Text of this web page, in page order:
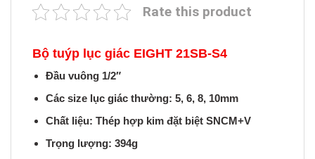
Rate this product
Bộ tuýp lục giác EIGHT 21SB-S4
Đầu vuông 1/2″
Các size lục giác thường: 5, 6, 8, 10mm
Chất liệu: Thép hợp kim đặt biệt SNCM+V
Trọng lượng: 394g